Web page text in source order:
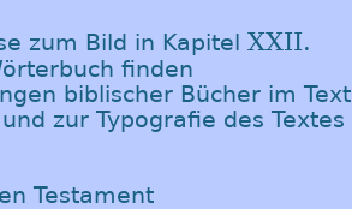
zum Bild in Kapitel XXII.
finden
biblischer Bücher im Text
zur Typografie des Textes
Testament